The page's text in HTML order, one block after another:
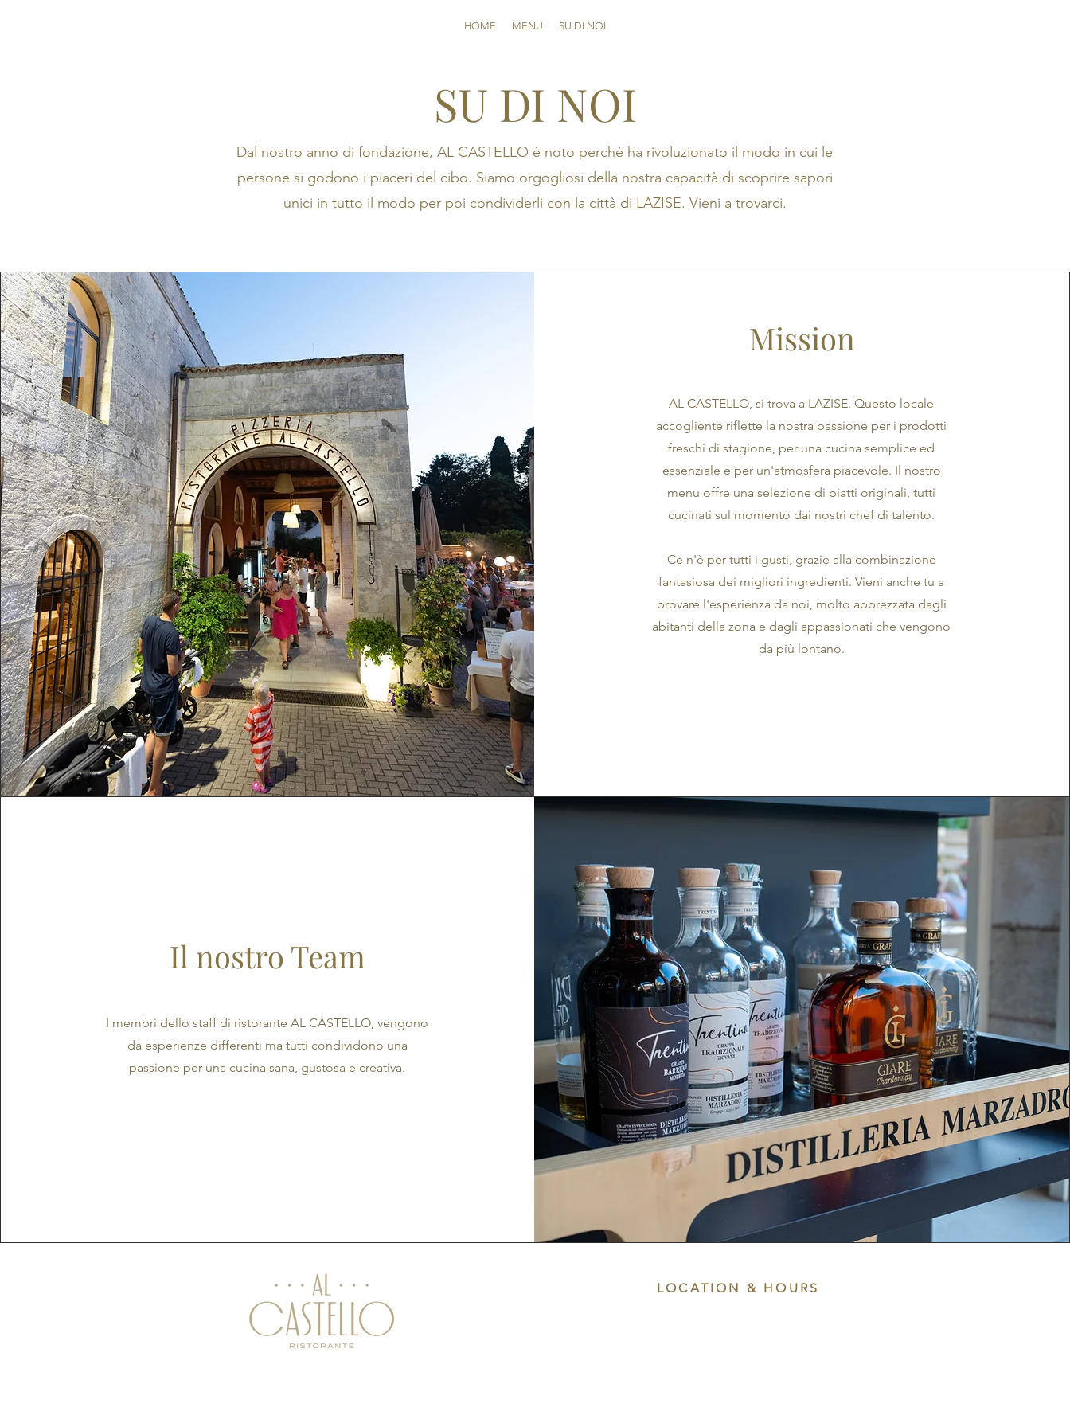
HOME MENU SU DI NOI
SU DI NOI
Dal nostro anno di fondazione, AL CASTELLO è noto perché ha rivoluzionato il modo in cui le
persone si godono i piaceri del cibo. Siamo orgogliosi della nostra capacità di scoprire sapori
unici in tutto il modo per poi condividerli con la città di LAZISE. Vieni a trovarci.
Mission
AL CASTELLO, si trova a LAZISE. Questo locale
accogliente riflette la nostra passione per i prodotti
freschi di stagione, per una cucina semplice ed
essenziale e per un'atmosfera piacevole. Il nostro
menu offre una selezione di piatti originali, tutti
cucinati sul momento dai nostri chef di talento.
Ce n'è per tutti i gusti, grazie alla combinazione
fantasiosa dei migliori ingredienti. Vieni anche tu a
provare l'esperienza da noi, molto apprezzata dagli
abitanti della zona e dagli appassionati che vengono
da più lontano.
Il nostro Team
I membri dello staff di ristorante AL CASTELLO, vengono
da esperienze differenti ma tutti condividono una
passione per una cucina sana, gustosa e creativa.
LOCATION & HOURS